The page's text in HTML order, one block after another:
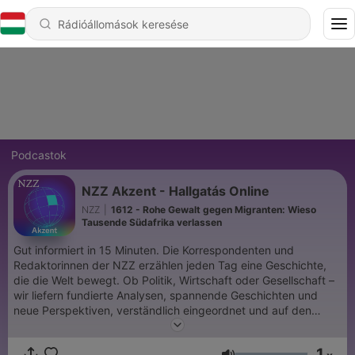
Podcastok
NZZ Akzent - Hallgatás Online
NZZ
1612 - Rohe Gewalt gegen Migranten: Wieso
Tausende Südafrika verlassen
Gut informiert in 15 Minuten. Die Korrespondenten und
Redaktorinnen der NZZ erzählen jeden Tag eine Geschichte,
die die Welt bewegt. Ob Politik, Wirtschaft oder Gesellschaft –
wir liefern fundierte Analysen, spannende Geschichten und
neue Perspektiven, verständlich eingeordnet und auf den
Punkt gebracht. Das ist «NZZ Akzent» – immer montags bis